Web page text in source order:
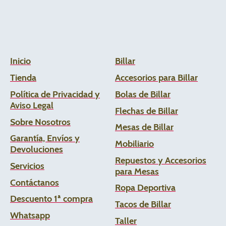
Inicio
Tienda
Política de Privacidad y
Aviso Legal
Sobre Nosotros
Garantía, Envíos y
Devoluciones
Servicios
Contáctanos
Descuento 1ª compra
Whatsapp
Billar
Accesorios para Billar
Bolas de Billar
Flechas de Billar
Mesas de Billar
Mobiliario
Repuestos y Accesorios
para Mesas
Ropa Deportiva
Tacos de Billar
Taller